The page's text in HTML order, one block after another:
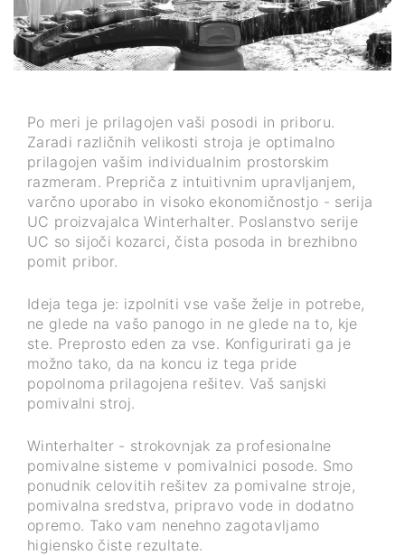
Po meri je prilagojen vaši posodi in priboru.
Zaradi različnih velikosti stroja je optimalno
prilagojen vašim individualnim prostorskim
razmeram. Prepriča z intuitivnim upravljanjem,
varčno uporabo in visoko ekonomičnostjo - serija
UC proizvajalca Winterhalter. Poslanstvo serije
UC so sijoči kozarci, čista posoda in brezhibno
pomit pribor.
Ideja tega je: izpolniti vse vaše želje in potrebe,
ne glede na vašo panogo in ne glede na to, kje
ste. Preprosto eden za vse. Konfigurirati ga je
možno tako, da na koncu iz tega pride
popolnoma prilagojena rešitev. Vaš sanjski
pomivalni stroj.
Winterhalter - strokovnjak za profesionalne
pomivalne sisteme v pomivalnici posode. Smo
ponudnik celovitih rešitev za pomivalne stroje,
pomivalna sredstva, pripravo vode in dodatno
opremo. Tako vam nenehno zagotavljamo
higiensko čiste rezultate.